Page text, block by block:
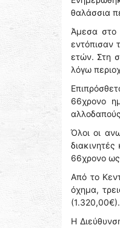
θαλάσσια
Άμεσα στο
εντόπισαν
ετών. Στη
λόγω
66χρονο
Όλοι οι
66χρονο
Από το
όχημα,
(1.320,00€).
Η